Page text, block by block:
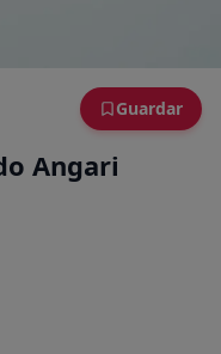
Guardar
Angari